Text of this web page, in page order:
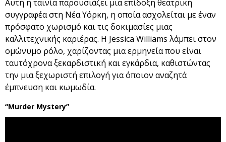
Αυτή η ταινία παρουσιάζει μια επίδοξη θεατρική
συγγραφέα στη Νέα Υόρκη, η οποία ασχολείται με έναν
πρόσφατο χωρισμό και τις δοκιμασίες μιας
καλλιτεχνικής καριέρας. Η Jessica Williams λάμπει στον
ομώνυμο ρόλο, χαρίζοντας μια ερμηνεία που είναι
ταυτόχρονα ξεκαρδιστική και εγκάρδια, καθιστώντας
την μια ξεχωριστή επιλογή για όποιον αναζητά
έμπνευση και κωμωδία.
“Murder Mystery”